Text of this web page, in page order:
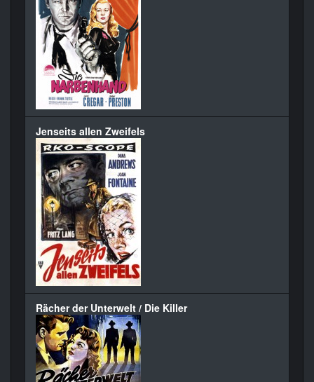
Jenseits allen Zweifels
Rächer der Unterwelt / Die Killer